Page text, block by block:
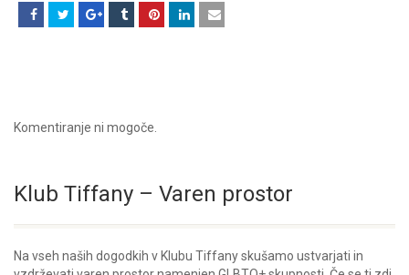
Komentiranje ni mogoče.
Klub Tiffany – Varen prostor
Na vseh naših dogodkih v Klubu Tiffany skušamo ustvarjati in